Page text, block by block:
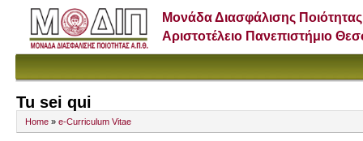
Μονάδα Διασφάλισης Ποιότητας
Αριστοτέλειο Πανεπιστήμιο
Tu sei qui
Home » e-Curriculum Vitae